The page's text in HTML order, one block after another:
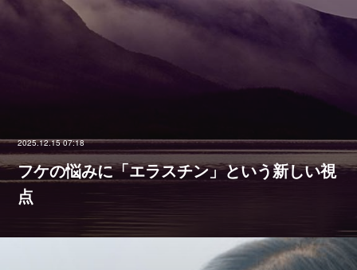
2025.12.15 07:18
フケの悩みに「エラスチン」という新しい視
点